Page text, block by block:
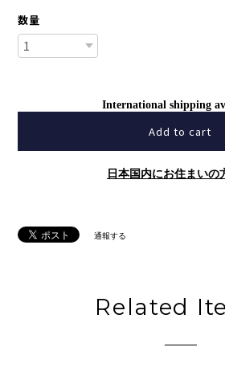
数量
International shipping
Add to cart
日本国内にお住まいの
通報する
Related